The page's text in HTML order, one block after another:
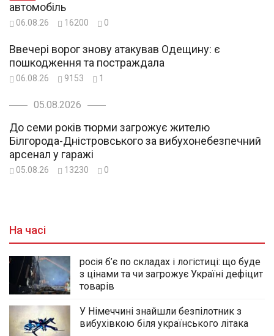
автомобіль
06.08.26 16200 0
Ввечері ворог знову атакував Одещину: є
пошкодження та постраждала
06.08.26 9153 1
05.08.2026
До семи років тюрми загрожує жителю
Білгорода-Дністровського за вибухонебезпечний
арсенал у гаражі
05.08.26 13230 0
На часі
росія б’є по складах і логістиці: що буде
з цінами та чи загрожує Україні дефіцит
товарів
У Німеччині знайшли безпілотник з
вибухівкою біля українського літака